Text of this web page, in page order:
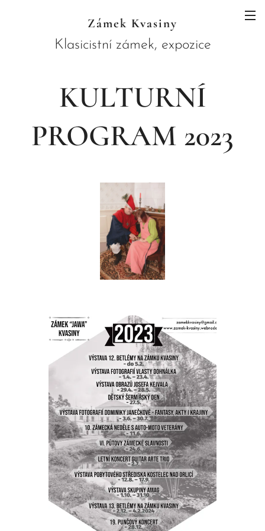
Zámek Kvasiny
Klasicistní zámek, expozice
horami
KULTURNÍ
PROGRAM 2023